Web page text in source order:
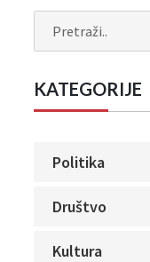
KATEGORIJE
Politika
Društvo
Kultura